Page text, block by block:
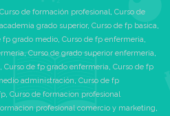
Curso de formación profesional, Curso de
grado superior, Curso de fp basica,
fp grado medio, Curso de fp enfermeria,
,Curso de grado superior enfermeria,
, Curso de fp grado enfermeria, Curso de fp
administración, Curso de fp
, Curso de formacion profesional
profesional comercio y marketing,